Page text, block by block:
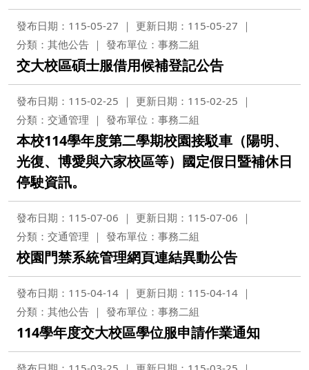
發布日期：115-05-27
更新日期：115-05-27
分類：其他公告
發布單位：事務二組
交大校區碩士服借用候補登記公告
發布日期：115-02-25
更新日期：115-02-25
分類：交通管理
發布單位：事務二組
本校114學年度第二學期校園接駁車（陽明、
光復、博愛與六家校區等）國定假日暨補休日
停駛資訊。
發布日期：115-07-06
更新日期：115-07-06
分類：交通管理
發布單位：事務二組
校園門禁系統管理網頁連結異動公告
發布日期：115-04-14
更新日期：115-04-14
分類：其他公告
發布單位：事務二組
114學年度交大校區學位服申請作業通知